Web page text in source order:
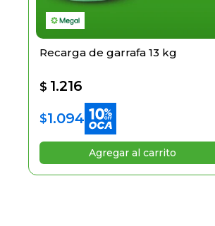
Recarga de garrafa 13 kg
$ 1.216
$1.094